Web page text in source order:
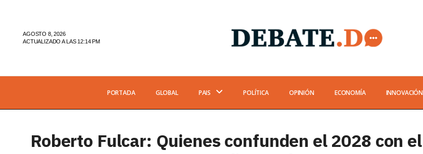
AGOSTO 8, 2026
ACTUALIZADO A LAS 12:14 PM
PORTADA GLOBAL PAIS POLÍTICA OPINIÓN ECONOMÍA INNOVACIÓN
Roberto Fulcar: Quienes confunden el 2028 con el